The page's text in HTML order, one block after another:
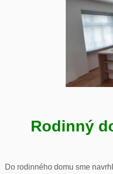
Rodinný
Do rodinného domu sme